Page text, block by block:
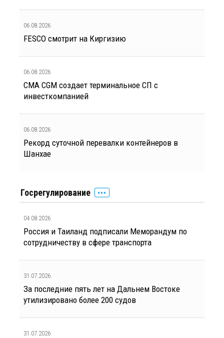
06.08.2026
FESCO смотрит на Киргизию
06.08.2026
CMA CGM создает терминальное СП с
инвесткомпанией
06.08.2026
Рекорд суточной перевалки контейнеров в
Шанхае
Госрегулирование
04.08.2026
Россия и Таиланд подписали Меморандум по
сотрудничеству в сфере транспорта
31.07.2026
За последние пять лет на Дальнем Востоке
утилизировано более 200 судов
31.07.2026